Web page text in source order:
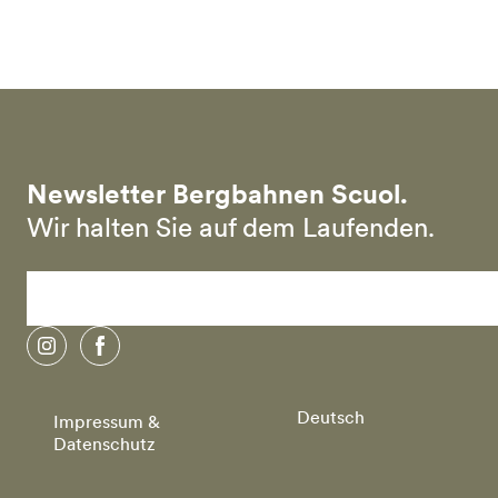
Newsletter Bergbahnen Scuol.
Wir halten Sie auf dem Laufenden.
instagramfacebook
Impressum &
Datenschutz
Deutsch